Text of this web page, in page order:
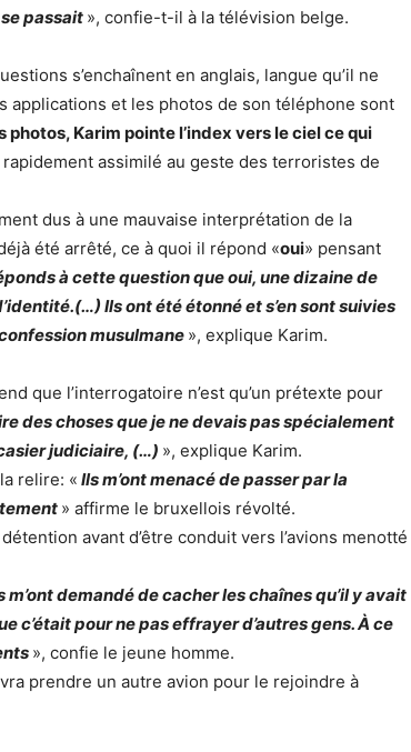
passait », confie-t-il à la télévision belge.
s’enchaînent en anglais, langue qu’il ne
applications et les photos de son téléphone sont
photos, Karim pointe l’index vers le ciel ce qui
assimilé au geste des terroristes de
dus à une mauvaise interprétation de la
été arrêté, ce à quoi il répond «oui» pensant
à cette question que oui, une dizaine de
Ils ont été étonné et s’en sont suivies
musulmane », explique Karim.
que l’interrogatoire n’est qu’un prétexte pour
des choses que je ne devais pas spécialement
judiciaire, (…) », explique Karim.
relire: « Ils m’ont menacé de passer par la
» affirme le bruxellois révolté.
avant d’être conduit vers l’avions menotté
demandé de cacher les chaînes qu’il y avait
c’était pour ne pas effrayer d’autres gens. À ce
», confie le jeune homme.
prendre un autre avion pour le rejoindre à